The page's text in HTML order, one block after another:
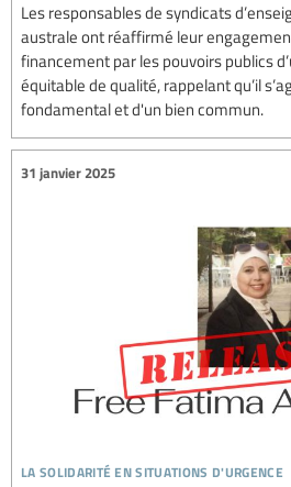
Les responsables de syndicats
australe ont réaffirmé leur
financement par les pouvoirs publics
équitable de qualité, rappelant qu’il
fondamental et d'un bien commun.
la solidarité en situations d'urgence
31 janvier 2025